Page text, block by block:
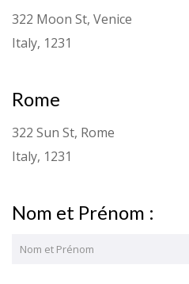
322 Moon St, Venice
Italy, 1231
Rome
322 Sun St, Rome
Italy, 1231
Nom et Prénom :